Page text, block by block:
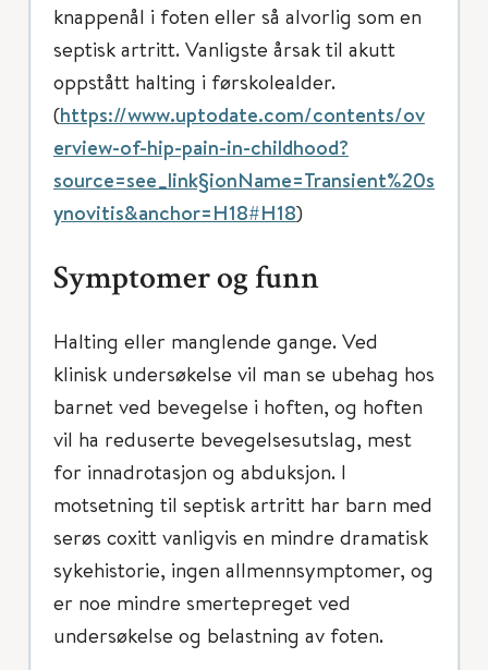
knappenål i foten eller så alvorlig som en
septisk artritt. Vanligste årsak til akutt
oppstått halting i førskolealder.
(https://www.uptodate.com/contents/ov
erview-of-hip-pain-in-childhood?
source=see_link§ionName=Transient%20s
ynovitis&anchor=H18#H18)
Symptomer og funn
Halting eller manglende gange. Ved
klinisk undersøkelse vil man se ubehag hos
barnet ved bevegelse i hoften, og hoften
vil ha reduserte bevegelsesutslag, mest
for innadrotasjon og abduksjon. I
motsetning til septisk artritt har barn med
serøs coxitt vanligvis en mindre dramatisk
sykehistorie, ingen allmennsymptomer, og
er noe mindre smertepreget ved
undersøkelse og belastning av foten.